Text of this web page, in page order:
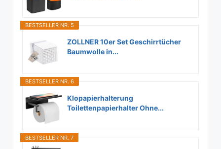
BESTSELLER NR. 5
ZOLLNER 10er Set Geschirrtücher
Baumwolle in...
BESTSELLER NR. 6
Klopapierhalterung
Toilettenpapierhalter Ohne...
BESTSELLER NR. 7